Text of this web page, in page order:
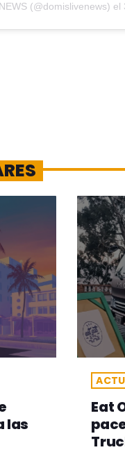
(@domislivenews) el
las
Eat